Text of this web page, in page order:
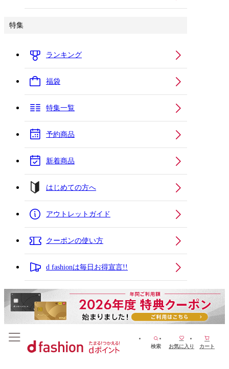
特集
ランキング
福袋
特集一覧
予約商品
新着商品
はじめての方へ
アウトレットガイド
クーポンの使い方
d fashionは毎日お得宣言!!
検索 お気に入り カート